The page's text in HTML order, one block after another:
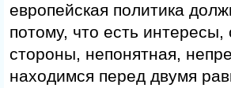
европейская политика
потому, что есть
стороны, непонятная,
находимся перед двумя